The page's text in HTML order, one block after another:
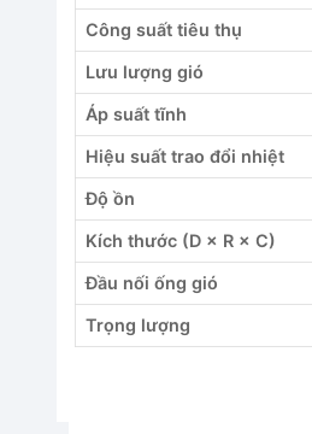
Công suất tiêu thụ
Lưu lượng gió
Áp suất tĩnh
Hiệu suất trao đổi nhiệt
Độ ồn
Kích thước (D × R × C)
Đầu nối ống gió
Trọng lượng